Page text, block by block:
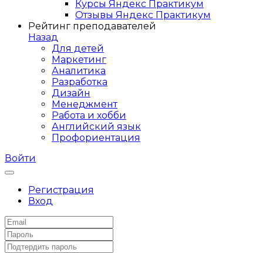
Курсы Яндекс Практикум
Отзывы Яндекс Практикум
Рейтинг преподавателей
Назад
Для детей
Маркетинг
Аналитика
Разработка
Дизайн
Менеджмент
Работа и хобби
Английский язык
Профориентация
Войти
Регистрация
Вход